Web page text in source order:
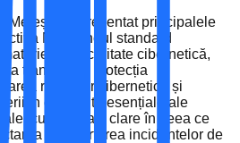
Meteșan a prezentat principalele
NIS 2, noul standard
de securitate cibernetică,
transformă protecția
riscurilor cibernetice și
în elemente esențiale ale
cu implicații clare în ceea ce
și raportarea incidentelor de